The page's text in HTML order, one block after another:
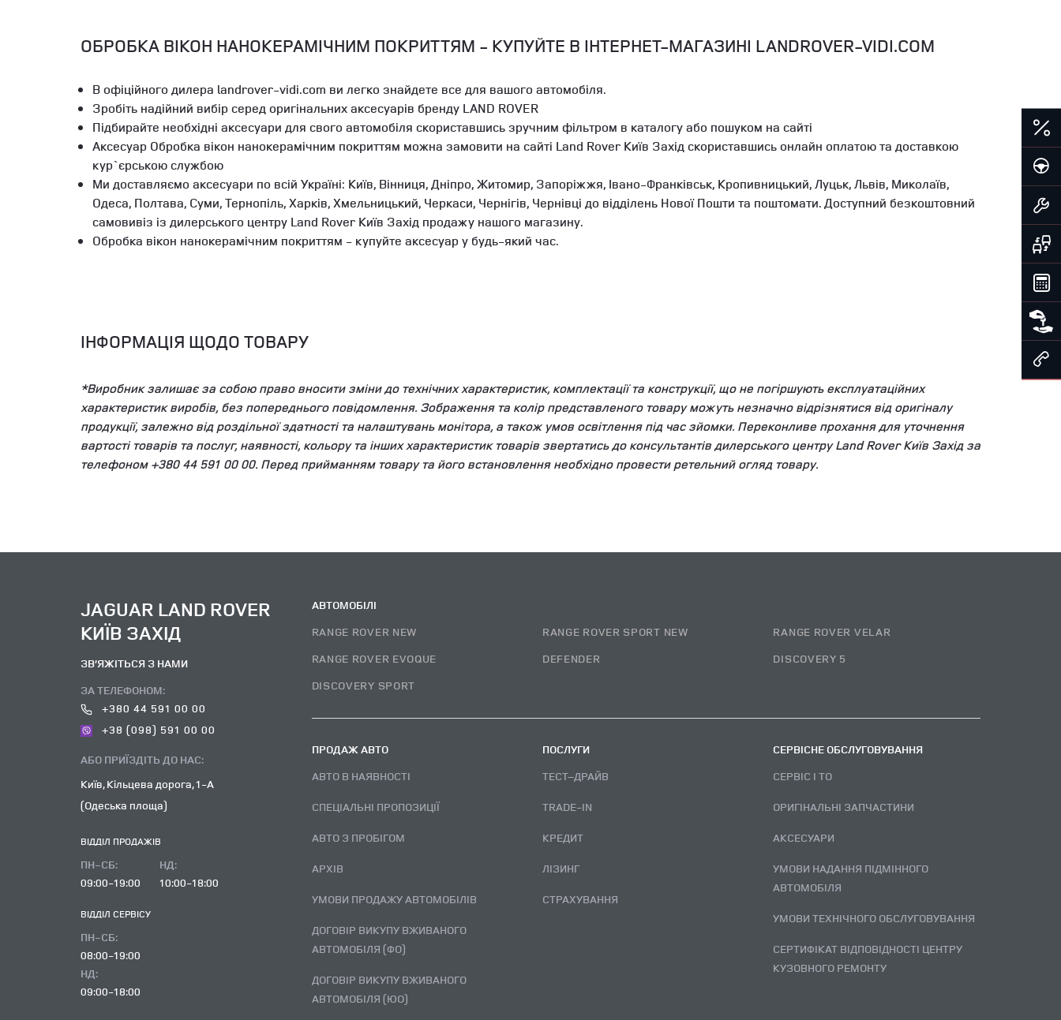
ОБРОБКА ВІКОН НАНОКЕРАМІЧНИМ ПОКРИТТЯМ - КУПУЙТЕ В ІНТЕРНЕТ-МАГАЗИНІ LANDROVER-VIDI.COM
В офіційного дилера landrover-vidi.com ви легко знайдете все для вашого автомобіля.
Зробіть надійний вибір серед оригінальних аксесуарів бренду LAND ROVER
Підбирайте необхідні аксесуари для свого автомобіля скориставшись зручним фільтром в каталогу або пошуком на сайті
Аксесуар Обробка вікон нанокерамічним покриттям можна замовити на сайті Land Rover Київ Захід скориставшись онлайн оплатою та доставкою
кур`єрською службою
Ми доставляємо аксесуари по всій Україні: Київ, Вінниця, Дніпро, Житомир, Запоріжжя, Івано-Франківськ, Кропивницький, Луцьк, Львів, Миколаїв,
Одеса, Полтава, Суми, Тернопіль, Харків, Хмельницький, Черкаси, Чернігів, Чернівці до відділень Нової Пошти та поштомати. Доступний безкоштовний
самовивіз із дилерського центру Land Rover Київ Захід продажу нашого магазину.
Обробка вікон нанокерамічним покриттям - купуйте аксесуар у будь-який час.
ІНФОРМАЦІЯ ЩОДО ТОВАРУ
*Виробник залишає за собою право вносити зміни до технічних характеристик, комплектації та конструкції, що не погіршують експлуатаційних
характеристик виробів, без попереднього повідомлення. Зображення та колір представленого товару можуть незначно відрізнятися від оригіналу
продукції, залежно від роздільної здатності та налаштувань монітора, а також умов освітлення під час зйомки. Переконливе прохання для уточнення
вартості товарів та послуг, наявності, кольору та інших характеристик товарів звертатись до консультантів дилерського центру Land Rover Київ Захід за
телефоном +380 44 591 00 00. Перед прийманням товару та його встановлення необхідно провести ретельний огляд товару.
JAGUAR LAND ROVER
КИЇВ ЗАХІД
ЗВ’ЯЖІТЬСЯ З НАМИ
ЗА ТЕЛЕФОНОМ:
+380 44 591 00 00
+38 (098) 591 00 00
АБО ПРИЇЗДІТЬ ДО НАС:
Київ, Кільцева дорога, 1-А
(Одеська площа)
ВІДДІЛ ПРОДАЖІВ
ПН-СБ:
09:00-19:00
НД:
10:00-18:00
ВІДДІЛ CЕРВІСУ
ПН-СБ:
08:00-19:00
НД:
09:00-18:00
АВТОМОБІЛІ
RANGE ROVER NEW
RANGE ROVER SPORT NEW
RANGE ROVER VELAR
RANGE ROVER EVOQUE
DEFENDER
DISCOVERY 5
DISCOVERY SPORT
ПРОДАЖ АВТО
АВТО В НАЯВНОСТІ
СПЕЦІАЛЬНІ ПРОПОЗИЦІЇ
АВТО З ПРОБІГОМ
АРХІВ
УМОВИ ПРОДАЖУ АВТОМОБІЛІВ
ДОГОВІР ВИКУПУ ВЖИВАНОГО
АВТОМОБІЛЯ (ФО)
ДОГОВІР ВИКУПУ ВЖИВАНОГО
АВТОМОБІЛЯ (ЮО)
ПОСЛУГИ
ТЕСТ–ДРАЙВ
TRADE-IN
КРЕДИТ
ЛІЗИНГ
СТРАХУВАННЯ
СЕРВІСНЕ ОБСЛУГОВУВАННЯ
СЕРВІС І ТО
ОРИГІНАЛЬНІ ЗАПЧАСТИНИ
АКСЕСУАРИ
УМОВИ НАДАННЯ ПІДМІННОГО
АВТОМОБІЛЯ
УМОВИ ТЕХНІЧНОГО ОБСЛУГОВУВАННЯ
СЕРТИФІКАТ ВІДПОВІДНОСТІ ЦЕНТРУ
КУЗОВНОГО РЕМОНТУ